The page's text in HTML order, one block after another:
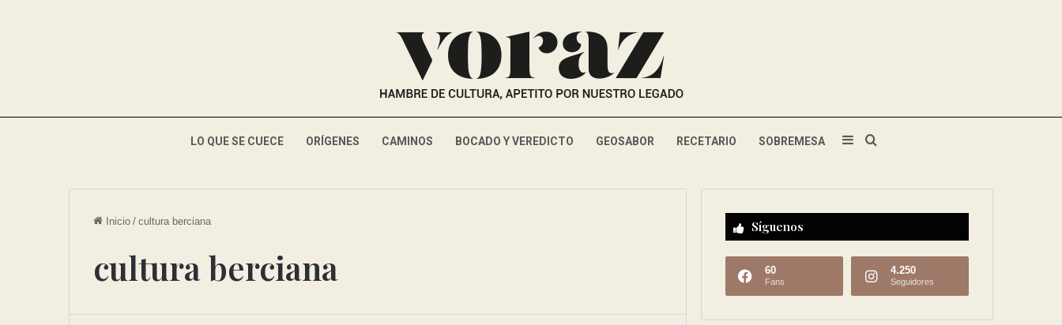
LO QUE SE CUECE ORÍGENES CAMINOS BOCADO Y VEREDICTO GEOSABOR RECETARIO SOBREMESA
Inicio / cultura berciana
cultura berciana
Síguenos
60
Fans
4.250
Seguidores